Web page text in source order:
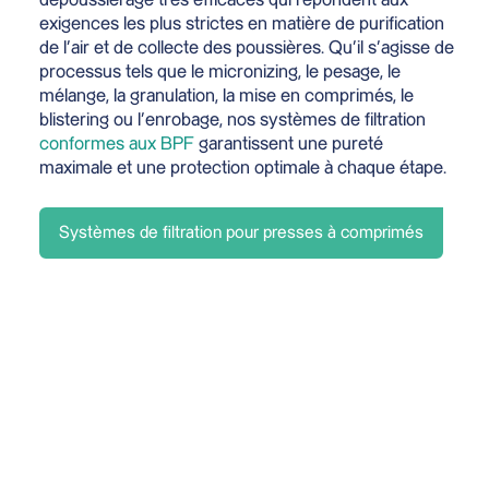
exigences les plus strictes en matière de purification
de l’air et de collecte des poussières. Qu’il s’agisse de
processus tels que le micronizing, le pesage, le
mélange, la granulation, la mise en comprimés, le
blistering ou l’enrobage, nos systèmes de filtration
conformes aux BPFgarantissent une pureté
maximale et une protection optimale à chaque étape.
Systèmes de filtration pour presses à comprimés